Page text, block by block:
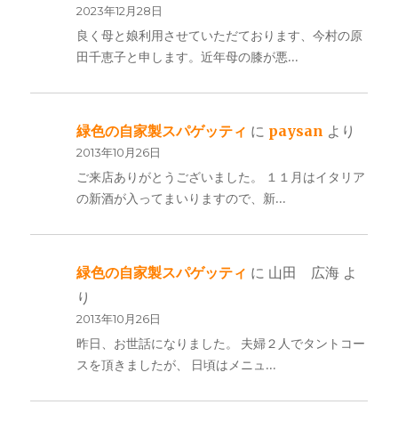
2023年12月28日
良く母と娘利用させていただております、今村の原
田千恵子と申します。近年母の膝が悪…
緑色の自家製スパゲッティ に paysan より
2013年10月26日
ご来店ありがとうございました。 １１月はイタリア
の新酒が入ってまいりますので、新…
緑色の自家製スパゲッティ に 山田 広海 よ
り
2013年10月26日
昨日、お世話になりました。 夫婦２人でタントコー
スを頂きましたが、 日頃はメニュ…